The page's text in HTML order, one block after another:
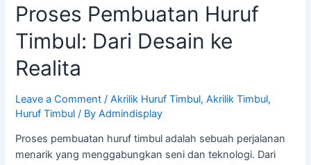
Proses Pembuatan Huruf
Timbul: Dari Desain ke
Realita
Leave a Comment /Akrilik Huruf Timbul,Akrilik Timbul,
Huruf Timbul / ByAdmindisplay
Proses pembuatan huruf timbul adalah sebuah perjalanan
menarik yang menggabungkan seni dan teknologi. Dari